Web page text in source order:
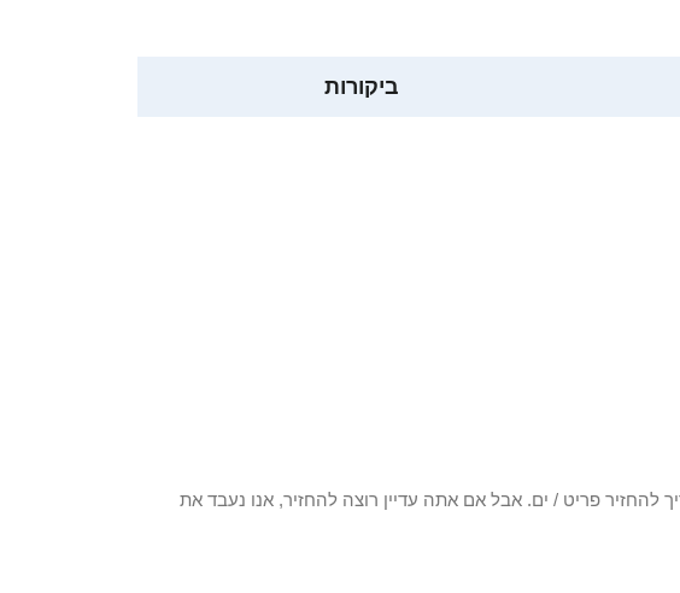
ביקורות
ואינך צריך להחזיר פריט / ים. אבל אם אתה עדיין רוצה להחזיר, אנו נעבד את